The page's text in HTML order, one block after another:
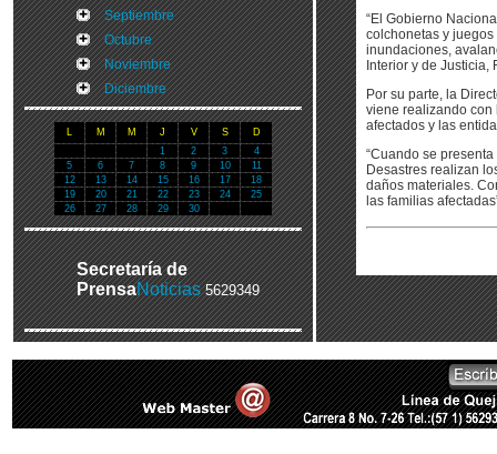
Septiembre
Octubre
Noviembre
Diciembre
L M M J V S
D
1
2 3
4
5
6 7 8 9 10
11
12
13 14 15 16 17
18
19
20 21 22 23 24
25
26
27 28 29 30
Secretaría de
PrensaNoticias 5629349
“El Gobierno
colchonetas y
inundaciones,
Interior y de Justicia,
Por su parte, la
viene realizando con
afectados y las
“Cuando se
Desastres realizan
daños materiales.
las familias